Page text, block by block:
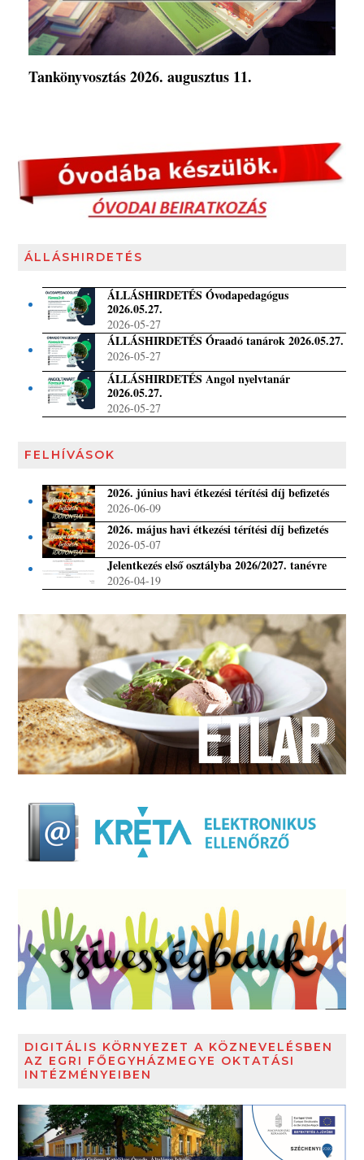
Tankönyvosztás 2026. augusztus 11.
ÁLLÁSHIRDETÉS
ÁLLÁSHIRDETÉS Óvodapedagógus
2026.05.27.
2026-05-27
ÁLLÁSHIRDETÉS Óraadó tanárok 2026.05.27.
2026-05-27
ÁLLÁSHIRDETÉS Angol nyelvtanár
2026.05.27.
2026-05-27
FELHÍVÁSOK
2026. június havi étkezési térítési díj befizetés
2026-06-09
2026. május havi étkezési térítési díj befizetés
2026-05-07
Jelentkezés első osztályba 2026/2027. tanévre
2026-04-19
DIGITÁLIS KÖRNYEZET A KÖZNEVELÉSBEN
AZ EGRI FŐEGYHÁZMEGYE OKTATÁSI
INTÉZMÉNYEIBEN